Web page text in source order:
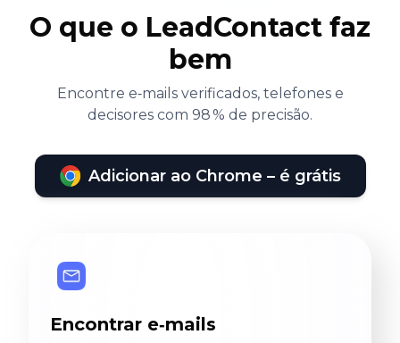
O que o LeadContact faz
bem
Encontre e‑mails verificados, telefones e
decisores com 98 % de precisão.
Adicionar ao Chrome – é grátis
Encontrar e‑mails